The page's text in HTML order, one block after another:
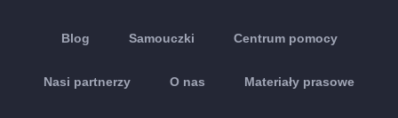
Blog Samouczki Centrum pomocy
Nasi partnerzy O nas Materiały prasowe